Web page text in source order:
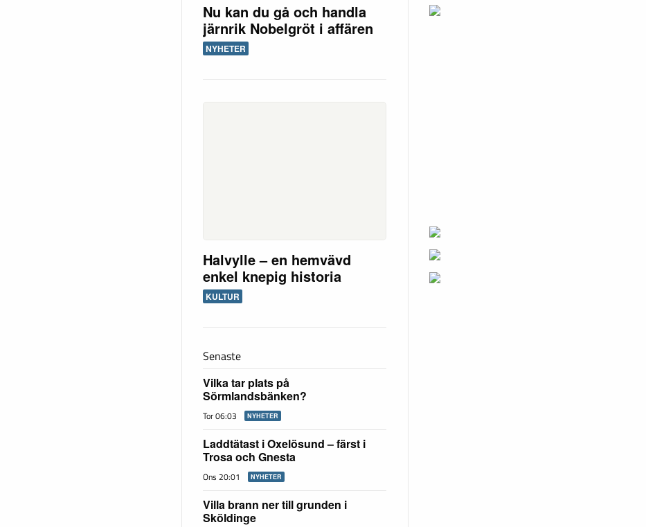
Nu kan du gå och handla
järnrik Nobelgröt i affären
NYHETER
Halvylle – en hemvävd
enkel knepig historia
KULTUR
Senaste
Vilka tar plats på
Sörmlandsbänken?
Tor 06:03 NYHETER
Laddtätast i Oxelösund – färst i
Trosa och Gnesta
Ons 20:01 NYHETER
Villa brann ner till grunden i
Sköldinge